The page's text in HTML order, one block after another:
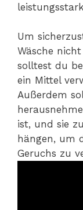
Um
Wäsche
solltest du
ein Mittel
Außerdem
ist, und sie
hängen, um
Geruchs zu